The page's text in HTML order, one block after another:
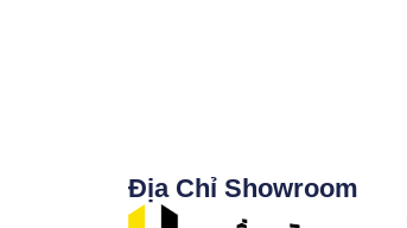
Địa Chỉ Showroom